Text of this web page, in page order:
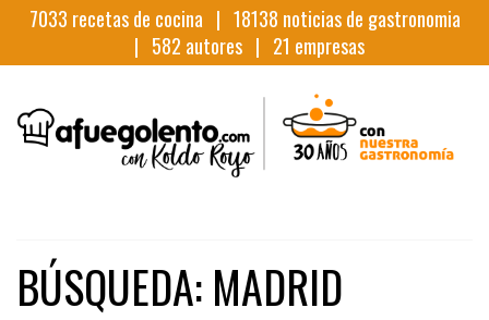
7033 recetas de cocina | 18138 noticias de gastronomia
| 582 autores | 21 empresas
BÚSQUEDA: MADRID